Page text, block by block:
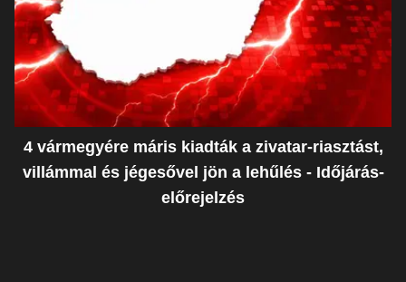
4 vármegyére máris kiadták a zivatar-riasztást,
villámmal és jégesővel jön a lehűlés - Időjárás-
előrejelzés